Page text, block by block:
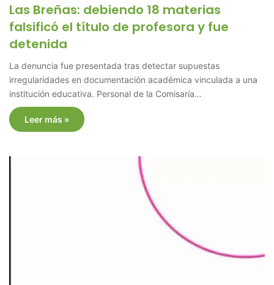
Las Breñas: debiendo 18 materias
falsificó el título de profesora y fue
detenida
La denuncia fue presentada tras detectar supuestas
irregularidades en documentación académica vinculada a una
institución educativa. Personal de la Comisaría…
Leer más »